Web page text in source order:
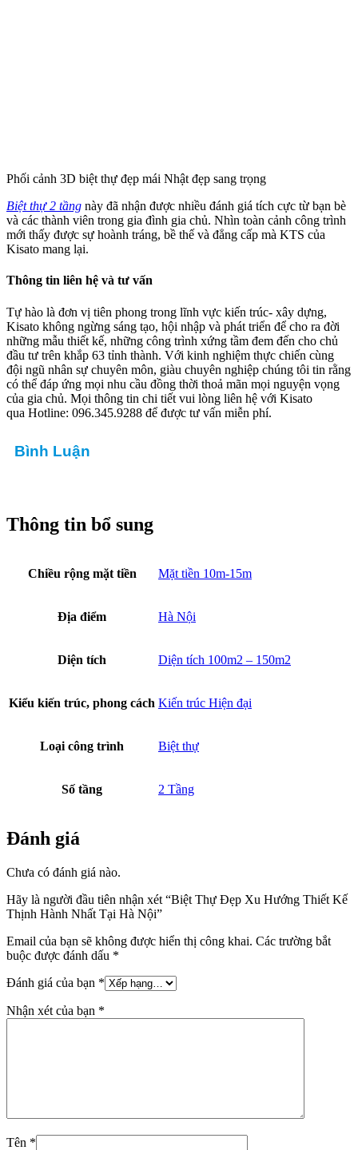
Phối cảnh 3D biệt thự đẹp mái Nhật đẹp sang trọng
Biệt thự 2 tầng này đã nhận được nhiều đánh giá tích cực từ bạn bè
và các thành viên trong gia đình gia chủ. Nhìn toàn cảnh công trình
mới thấy được sự hoành tráng, bề thế và đẳng cấp mà KTS của
Kisato mang lại.
Thông tin liên hệ và tư vấn
Tự hào là đơn vị tiên phong trong lĩnh vực kiến trúc- xây dựng,
Kisato không ngừng sáng tạo, hội nhập và phát triển để cho ra đời
những mẫu thiết kế, những công trình xứng tầm đem đến cho chủ
đầu tư trên khắp 63 tỉnh thành. Với kinh nghiệm thực chiến cùng
đội ngũ nhân sự chuyên môn, giàu chuyên nghiệp chúng tôi tin rằng
có thể đáp ứng mọi nhu cầu đồng thời thoả mãn mọi nguyện vọng
của gia chủ. Mọi thông tin chi tiết vui lòng liên hệ với Kisato
qua Hotline: 096.345.9288 để được tư vấn miễn phí.
Bình Luận
Thông tin bổ sung
Chiều rộng mặt tiền Mặt tiền 10m-15m
Địa điểm Hà Nội
Diện tích Diện tích 100m2 – 150m2
Kiểu kiến trúc, phong cách Kiến trúc Hiện đại
Loại công trình Biệt thự
Số tầng 2 Tầng
Đánh giá
Chưa có đánh giá nào.
Hãy là người đầu tiên nhận xét “Biệt Thự Đẹp Xu Hướng Thiết Kế
Thịnh Hành Nhất Tại Hà Nội”
Email của bạn sẽ không được hiển thị công khai. Các trường bắt
buộc được đánh dấu *
Đánh giá của bạn *
Nhận xét của bạn *
Tên *